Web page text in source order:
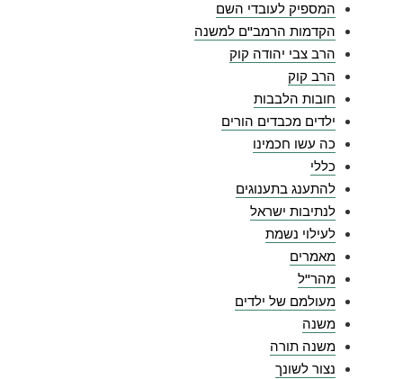
המספיק לעובדי השם
הקדמות הרמב"ם למשנה
הרב צבי יהודה קוק
הרב קוק
חובות הלבבות
ילדים מכבדים הורים
כה עשו חכמינו
כללי
להתענג בתענוגים
לנתיבות ישראל
לעילוי נשמת
מאמרים
מהר"ל
מעולמם של ילדים
משנה
משנה תורה
נצור לשונך